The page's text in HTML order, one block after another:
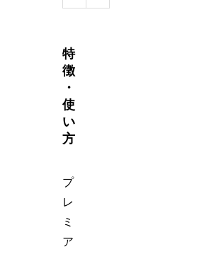
特
徴
・
使
い
方
プ
レ
ミ
ア